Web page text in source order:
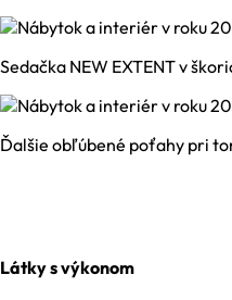
Sedačka NEW EXTENT v
Ďalšie obľúbené poťahy pri
Látky s výkonom